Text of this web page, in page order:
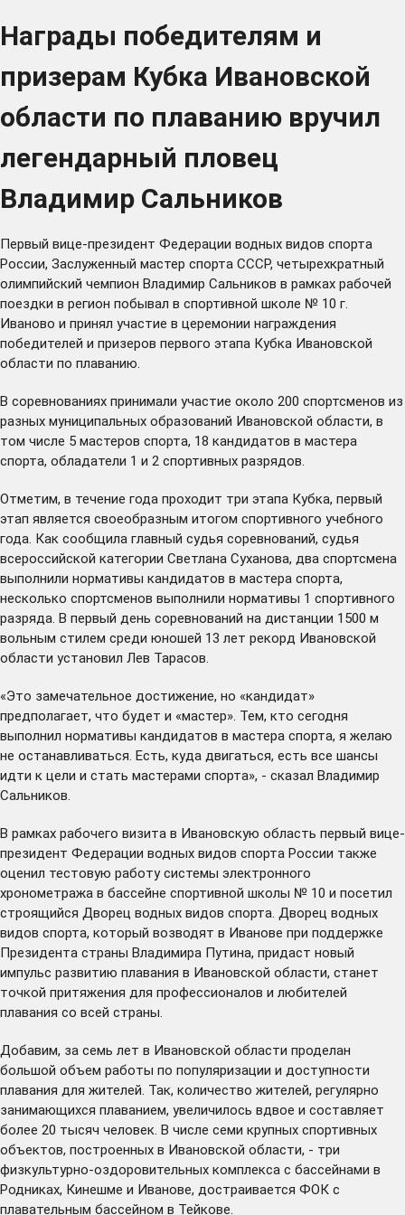
Награды победителям и
призерам Кубка Ивановской
области по плаванию вручил
легендарный пловец
Владимир Сальников
Первый вице-президент Федерации водных видов спорта
России, Заслуженный мастер спорта СССР, четырехкратный
олимпийский чемпион Владимир Сальников в рамках рабочей
поездки в регион побывал в спортивной школе № 10 г.
Иваново и принял участие в церемонии награждения
победителей и призеров первого этапа Кубка Ивановской
области по плаванию.
В соревнованиях принимали участие около 200 спортсменов из
разных муниципальных образований Ивановской области, в
том числе 5 мастеров спорта, 18 кандидатов в мастера
спорта, обладатели 1 и 2 спортивных разрядов.
Отметим, в течение года проходит три этапа Кубка, первый
этап является своеобразным итогом спортивного учебного
года. Как сообщила главный судья соревнований, судья
всероссийской категории Светлана Суханова, два спортсмена
выполнили нормативы кандидатов в мастера спорта,
несколько спортсменов выполнили нормативы 1 спортивного
разряда. В первый день соревнований на дистанции 1500 м
вольным стилем среди юношей 13 лет рекорд Ивановской
области установил Лев Тарасов.
«Это замечательное достижение, но «кандидат»
предполагает, что будет и «мастер». Тем, кто сегодня
выполнил нормативы кандидатов в мастера спорта, я желаю
не останавливаться. Есть, куда двигаться, есть все шансы
идти к цели и стать мастерами спорта», - сказал Владимир
Сальников.
В рамках рабочего визита в Ивановскую область первый вице-
президент Федерации водных видов спорта России также
оценил тестовую работу системы электронного
хронометража в бассейне спортивной школы № 10 и посетил
строящийся Дворец водных видов спорта. Дворец водных
видов спорта, который возводят в Иванове при поддержке
Президента страны Владимира Путина, придаст новый
импульс развитию плавания в Ивановской области, станет
точкой притяжения для профессионалов и любителей
плавания со всей страны.
Добавим, за семь лет в Ивановской области проделан
большой объем работы по популяризации и доступности
плавания для жителей. Так, количество жителей, регулярно
занимающихся плаванием, увеличилось вдвое и составляет
более 20 тысяч человек. В числе семи крупных спортивных
объектов, построенных в Ивановской области, - три
физкультурно-оздоровительных комплекса с бассейнами в
Родниках, Кинешме и Иванове, достраивается ФОК с
плавательным бассейном в Тейкове.